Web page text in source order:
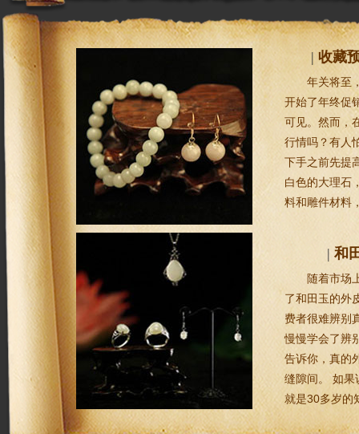
| 收藏
年关将至
开始了年终促
可见。然而，
行情吗？有人
下手之前先提
白色的大理石
料和雕件材料
| 和
随着市场
了和田玉的外
费者很难辨别
慢慢学会了辨
告诉你，真的
缝隙间。 如果
就是30多岁的